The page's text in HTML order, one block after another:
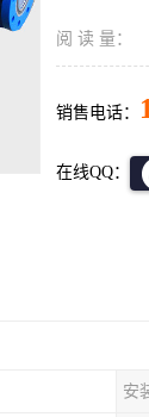
阅 读 量：
销售电话：
在线QQ：
安